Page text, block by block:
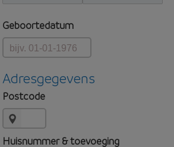
Geboortedatum
Adresgegevens
Postcode
Huisnummer & toevoeging